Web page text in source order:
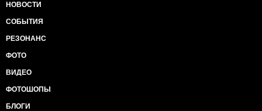
НОВОСТИ
СОБЫТИЯ
РЕЗОНАНС
ФОТО
ВИДЕО
ФОТОШОПЫ
БЛОГИ